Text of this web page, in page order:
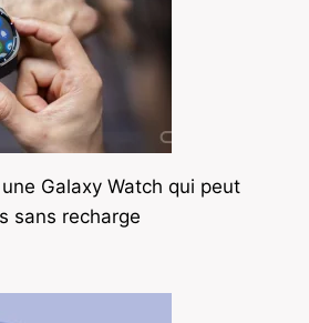
Galaxy Watch qui peut
sans recharge